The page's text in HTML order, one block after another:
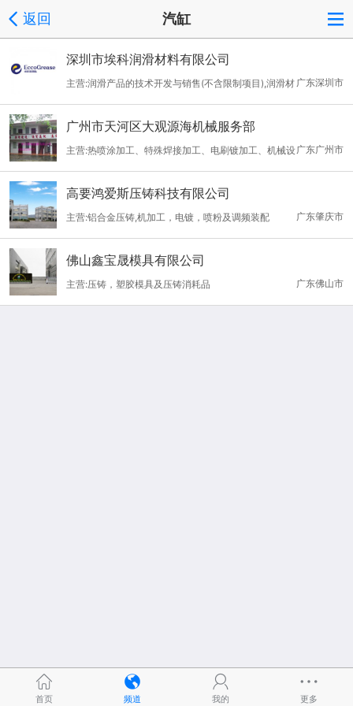
返回 汽缸
深圳市埃科润滑材料有限公司
广东深圳市
主营:润滑产品的技术开发与销售(不含限制项目),润滑材
料、化工原料、化工产品的购销(不含剧毒物品、易燃易爆物品、危
险化学品)
广州市天河区大观源海机械服务部
广东广州市
主营:热喷涂加工、特殊焊接加工、电刷镀加工、机械设
备维修、锅炉修理、盾构机维修、机械加工、机械维修、表面处
理、船舶修理、修复船机零件
高要鸿爱斯压铸科技有限公司
广东肇庆市
主营:铝合金压铸,机加工，电镀，喷粉及调频装配
佛山鑫宝晟模具有限公司
广东佛山市
主营:压铸，塑胶模具及压铸消耗品
首页 频道 我的 更多